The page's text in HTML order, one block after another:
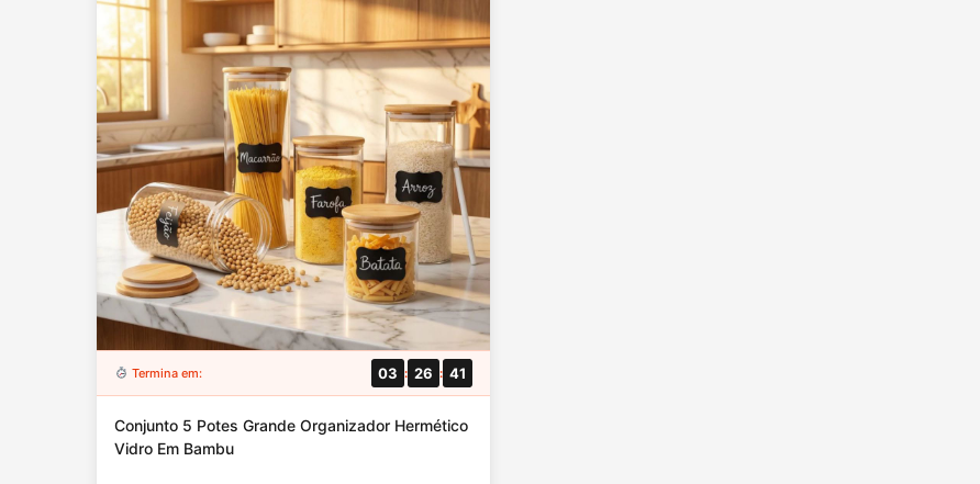
Termina em: 03 26 39
Conjunto 5 Potes Grande Organizador Hermético
Vidro Em Bambu